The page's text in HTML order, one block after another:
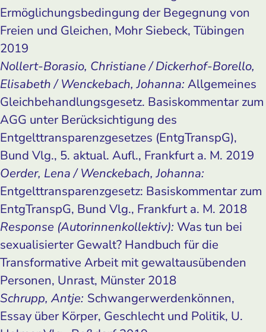
Ermöglichungsbedingung der Begegnung von
Freien und Gleichen, Mohr Siebeck, Tübingen
2019
Nollert-Borasio, Christiane / Dickerhof-Borello,
Elisabeth / Wenckebach, Johanna: Allgemeines
Gleichbehandlungsgesetz. Basiskommentar zum
AGG unter Berücksichtigung des
Entgelttransparenzgesetzes (EntgTranspG),
Bund Vlg., 5. aktual. Aufl., Frankfurt a. M. 2019
Oerder, Lena / Wenckebach, Johanna:
Entgelttransparenzgesetz: Basiskommentar zum
EntgTranspG, Bund Vlg., Frankfurt a. M. 2018
Response (Autorinnenkollektiv): Was tun bei
sexualisierter Gewalt? Handbuch für die
Transformative Arbeit mit gewaltausübenden
Personen, Unrast, Münster 2018
Schrupp, Antje: Schwangerwerdenkönnen,
Essay über Körper, Geschlecht und Politik, U.